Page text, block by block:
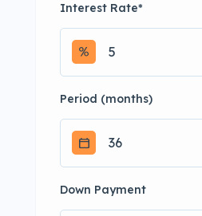
Interest Rate*
Period (months)
Down Payment